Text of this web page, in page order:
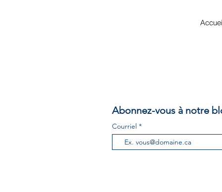
Abonnez-vous à notre
Courriel